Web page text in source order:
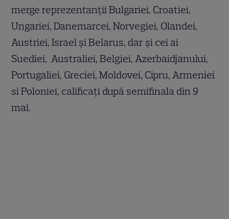
merge reprezentanţii Bulgariei, Croatiei,
Ungariei, Danemarcei, Norvegiei, Olandei,
Austriei, Israel şi Belarus, dar şi cei ai
Suediei, Australiei, Belgiei, Azerbaidjanului,
Portugaliei, Greciei, Moldovei, Cipru, Armeniei
si Poloniei, calificaţi după semifinala din 9
mai.